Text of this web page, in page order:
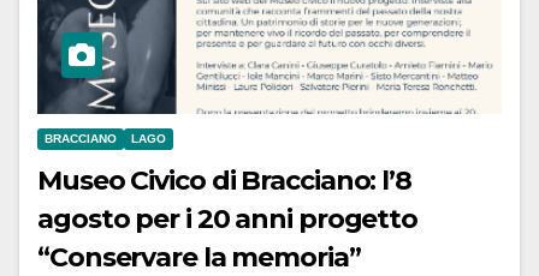
BRACCIANO LAGO
Museo Civico di Bracciano: l’8
agosto per i 20 anni progetto
“Conservare la memoria”